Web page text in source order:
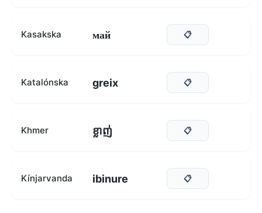
Kasakska май 📋
Katalónska greix 📋
Khmer ខ្លាញ់ 📋
Kínjarvanda ibinure 📋